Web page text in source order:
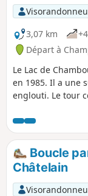
3,07 km
Départ à
Le Lac de
en 1985. Il a une
englouti. Le tour
est raccourci via
Boucle
Châtelain